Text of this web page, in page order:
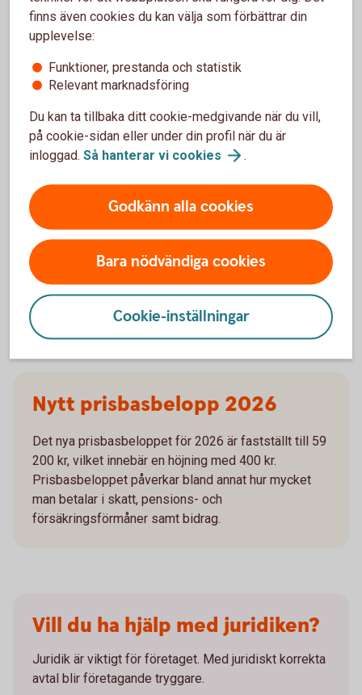
Fortsatt sänkt skatt på
jordbruksdiesel
Den tillfälliga nedsättningen av skatten på
jordbruksdiesel kan förlängas under hela 2026.
Skattereduktion för gåvor från
juridiska personer till ideella
verksamheter
Juridiska personer föreslås få skattereduktion för
gåvor upp till 800 000 kronor/år till godkända
gåvomottagare. Sådana gåvor ska inte
utdelningsbeskattas hos ägare av företaget.
Nytt prisbasbelopp 2026
Det nya prisbasbeloppet för 2026 är fastställt till 59
200 kr, vilket innebär en höjning med 400 kr.
Prisbasbeloppet påverkar bland annat hur mycket
man betalar i skatt, pensions- och
försäkringsförmåner samt bidrag.
Vill du ha hjälp med juridiken?
Juridik är viktigt för företaget. Med juridiskt korrekta
avtal blir företagande tryggare.
finns även cookies du kan välja som förbättrar din
upplevelse:
Funktioner, prestanda och statistik
Relevant marknadsföring
Du kan ta tillbaka ditt cookie-medgivande när du vill,
på cookie-sidan eller under din profil när du är
inloggad. Så hanterar vi cookies .
Godkänn alla cookies
Bara nödvändiga cookies
Cookie-inställningar